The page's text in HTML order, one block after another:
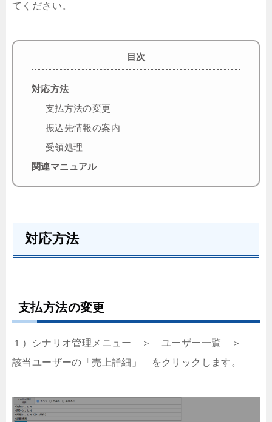
てください。
目次
対応方法
支払方法の変更
振込先情報の案内
受領処理
関連マニュアル
対応方法
支払方法の変更
１）シナリオ管理メニュー ＞ ユーザー一覧 ＞
該当ユーザーの「売上詳細」 をクリックします。